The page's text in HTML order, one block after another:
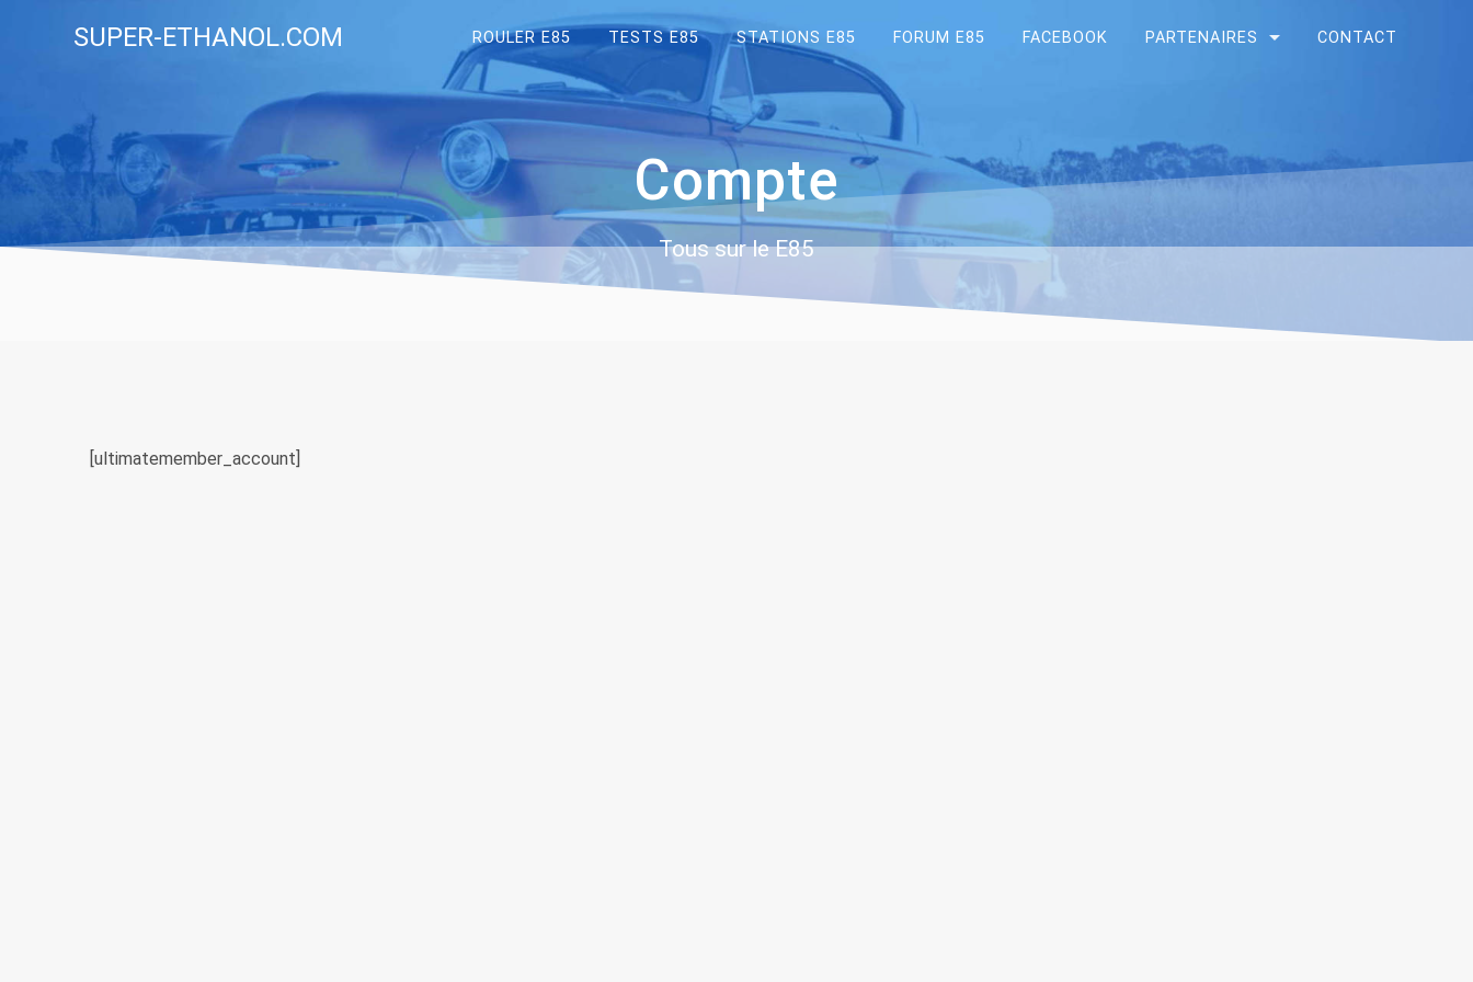
SUPER-ETHANOL.COM ROULER E85 TESTS E85 STATIONS E85 FORUM E85 FACEBOOK PARTENAIRES CONTACT
Compte
Tous sur le E85
[ultimatemember_account]